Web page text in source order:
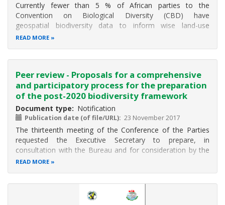
Currently fewer than 5 % of African parties to the
Convention on Biological Diversity (CBD) have
geospatial biodiversity data to inform wise land-use
decisions and policies, and to promote conservation
READ MORE
Peer review - Proposals for a comprehensive
and participatory process for the preparation
of the post-2020 biodiversity framework
Document type Notification
Publication date (of file/URL) 23 November 2017
The thirteenth meeting of the Conference of the Parties
requested the Executive Secretary to prepare, in
consultation with the Bureau and for consideration by the
Subsidiary Body on Implementation at its second meeting,
READ MORE